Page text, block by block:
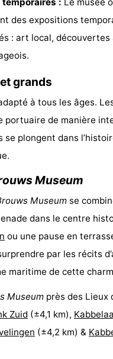
des expositions
: art local, découvertes
grands
à tous les âges.
portuaire de manière
se plongent dans
Museum
Museum se
dans le centre
ou une pause en
par les récits
maritime de cette
Museum près des Lieux
Zuid (±4,1 km),
(±4,2 km) &